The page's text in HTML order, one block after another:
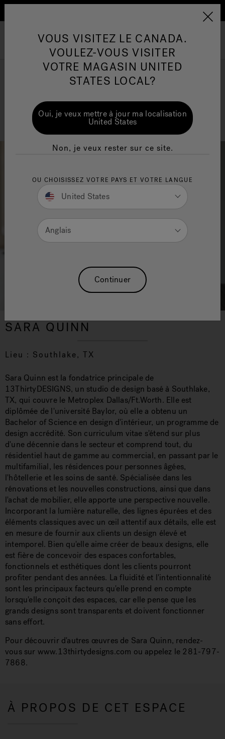
Jacuzzi&reg; Canada
l'eau
Articles sur l'infrarouge
Portrait de concepteur
Sara Quinn
SARA QUINN
Lieu : Southlake, TX
Sara Quinn est la fondatrice principale de
13ThirtyDESIGNS, un studio de design basé à Southlake,
TX, qui couvre le Metroplex Dallas/Ft.Worth. Elle est
diplômée de l'université Baylor, où elle a obtenu un
Bachelor of Science en design d'intérieur, un programme de
design accrédité. Son curriculum vitae s'étend sur plus
d'une décennie dans le secteur et comprend tout, du
résidentiel haut de gamme au commercial, en passant par le
multifamilial, les résidences pour personnes âgées,
l'hôtellerie et les soins de santé. Spécialisée dans les
rénovations et les nouvelles constructions, ainsi que dans
l'achat de mobilier, elle apporte une perspective nouvelle.
Incorporant la lumière naturelle, des lignes épurées et des
éléments classiques avec un œil attentif aux détails, elle est
en mesure de fournir aux clients un design élevé et
intemporel. Bien qu'elle aime créer de beaux designs, elle
est fière de concevoir des espaces confortables,
fonctionnels et esthétiques dont les clients pourront
profiter pendant des années. La fluidité et l'intentionnalité
sont les principaux facteurs qu'elle prend en compte
lorsqu'elle conçoit des espaces, car elle pense que les
grands designs sont transparents et doivent fonctionner
sans effort.
Pour découvrir d'autres œuvres de Sara Quinn, rendez-
vous sur www.13thirtydesigns.com ou appelez le 281-797-
7868.
À PROPOS DE CET ESPACE
VOUS VISITEZ LE CANADA.
VOULEZ-VOUS VISITER
VOTRE MAGASIN UNITED
STATES LOCAL?
Oui, je veux mettre à jour ma localisation
United States
Non, je veux rester sur ce site.
OU CHOISISSEZ VOTRE PAYS ET VOTRE LANGUE
United States
Anglais
Continuer